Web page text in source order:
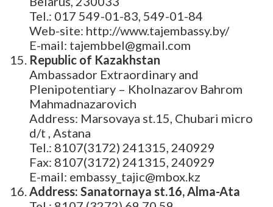
Tel.: 017 549-01-83, 549-01-84
Web-site: http://www.tajembassy.by/
E-mail: tajembbel@gmail.com
Republic of Kazakhstan
Ambassador Extraordinary and
Plenipotentiary – Kholnazarov Bahrom
Mahmadnazarovich
Address: Marsovaya st.15, Chubari micro
d/t , Astana
Tel.: 8107(3172) 241315, 240929
Fax: 8107(3172) 241315, 240929
E-mail: embassy_tajic@mbox.kz
Address: Sanatornaya st.16, Alma-Ata